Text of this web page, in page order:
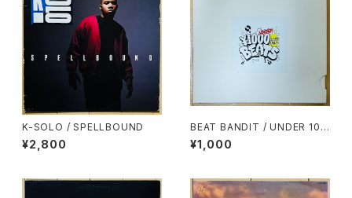
K-SOLO / SPELLBOUND
¥2,800
BEAT BANDIT / UNDER 100
0YEN BEATS(60 MINUTES
OF CHEAPNESS)(MIXCD-R)
¥1,000